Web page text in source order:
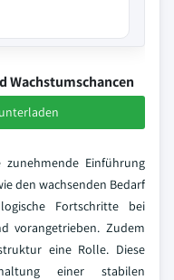
Wachstumschancen
Einführung
den wachsenden Bedarf
Fortschritte bei
vorangetrieben. Zudem
eine Rolle. Diese
einer stabilen